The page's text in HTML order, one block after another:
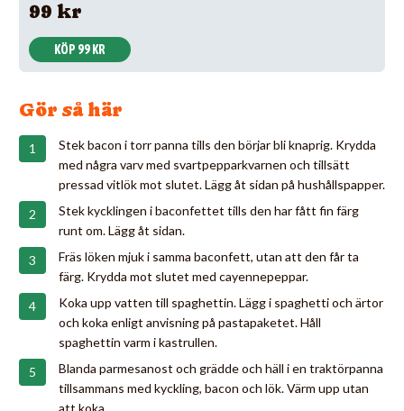
99 kr
KÖP 99 KR
Gör så här
Stek bacon i torr panna tills den börjar bli knaprig. Krydda
med några varv med svartpepparkvarnen och tillsätt
pressad vitlök mot slutet. Lägg åt sidan på hushållspapper.
Stek kycklingen i baconfettet tills den har fått fin färg
runt om. Lägg åt sidan.
Fräs löken mjuk i samma baconfett, utan att den får ta
färg. Krydda mot slutet med cayennepeppar.
Koka upp vatten till spaghettin. Lägg i spaghetti och ärtor
och koka enligt anvisning på pastapaketet. Håll
spaghettin varm i kastrullen.
Blanda parmesanost och grädde och häll i en traktörpanna
tillsammans med kyckling, bacon och lök. Värm upp utan
att koka.